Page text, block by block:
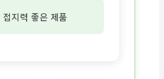
접지력 좋은 제품